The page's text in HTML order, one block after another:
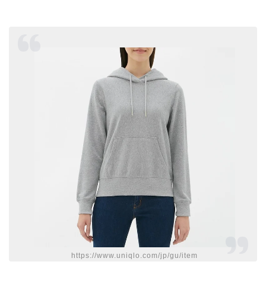
https://www.uniqlo.com/jp/gu/item